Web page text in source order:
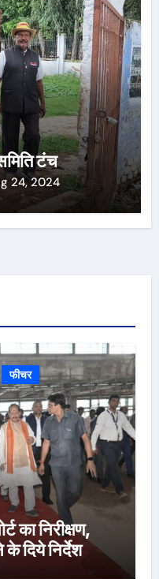
टंच
24, 2024
फीचर
का निरीक्षण,
के दिये निर्देश